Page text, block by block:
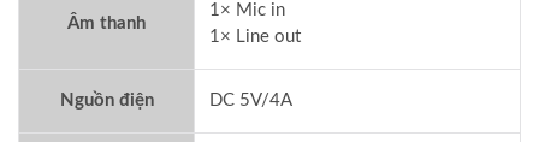
Âm thanh
1× Mic in
1× Line out
Nguồn điện DC 5V/4A